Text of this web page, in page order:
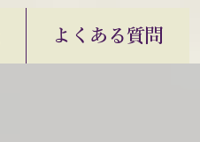
よくある質問